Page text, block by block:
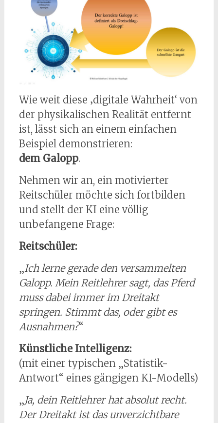
Wie weit diese ‚digitale Wahrheit‘ von
der physikalischen Realität entfernt
ist, lässt sich an einem einfachen
Beispiel demonstrieren:
dem Galopp.
Nehmen wir an, ein motivierter
Reitschüler möchte sich fortbilden
und stellt der KI eine völlig
unbefangene Frage:
Reitschüler:
„Ich lerne gerade den versammelten
Galopp. Mein Reitlehrer sagt, das Pferd
muss dabei immer im Dreitakt
springen. Stimmt das, oder gibt es
Ausnahmen?“
Künstliche Intelligenz:
(mit einer typischen „Statistik-
Antwort“ eines gängigen KI-Modells)
„Ja, dein Reitlehrer hat absolut recht.
Der Dreitakt ist das unverzichtbare